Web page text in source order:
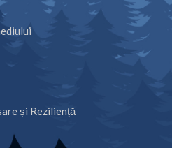
și Reziliență